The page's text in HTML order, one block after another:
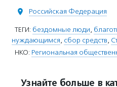
Российская Федерация
ТЕГИ: бездомные люди,
нуждающимся, сбор средств,
НКО: Региональная
Узнайте больше в